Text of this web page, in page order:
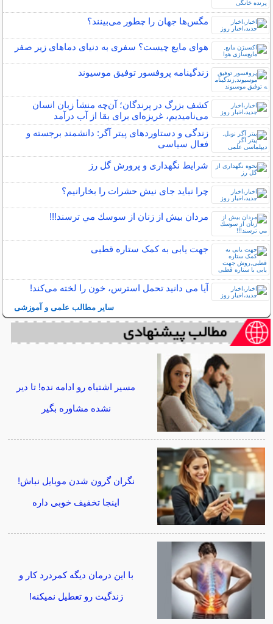
مگس‌ها جهان را چطور می‌بینند؟
هوای مایع چیست؟ سفری به دنیای دماهای زیر صفر
زندگینامه پروفسور توفیق موسیوند
کشف بزرگ در پرندگان؛ آن‌چه منشأ زبان انسان
می‌نامیدیم، غریزه‌ای برای بقا از آب درآمد
زندگی و دستاوردهای پیتر آگر: دانشمند برجسته و
فعال سیاسی
شرایط نگهداری و پرورش گل رز
چرا نباید جای نیش حشرات را بخارانیم؟
مردان بيش از زنان از سوسك مي ترسند!!!
جهت یابی به کمک ستاره قطبی
آیا می دانید تحمل استرس، خون را لخته می‌کند!
سایر مطالب علمی و آموزشی
مسیر اشتباه رو ادامه نده! تا دیر
نشده مشاوره بگیر
نگران گرون شدن موبایل نباش!
اینجا تخفیف خوبی داره
با این درمان دیگه کمردرد کار و
زندگیت رو تعطیل نمیکنه!